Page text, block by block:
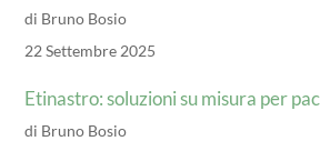
di Bruno Bosio
22 Settembre 2025
Etinastro: soluzioni su misura per
di Bruno Bosio